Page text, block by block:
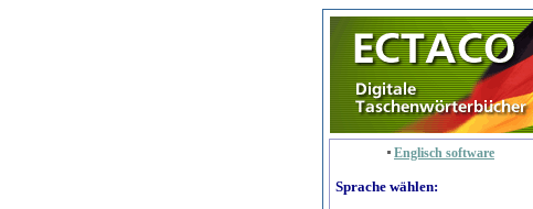
Englisch software
Sprache wählen: